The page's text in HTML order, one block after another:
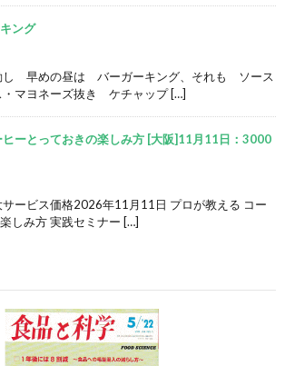
ング
し 早めの昼は バーガーキング、それも ソース
・マヨネーズ抜き ケチャップ […]
ヒーとっておきの楽しみ方 [大阪]11月11日：3000
ービス価格2026年11月11日 プロが教える コー
しみ方 実践セミナー […]